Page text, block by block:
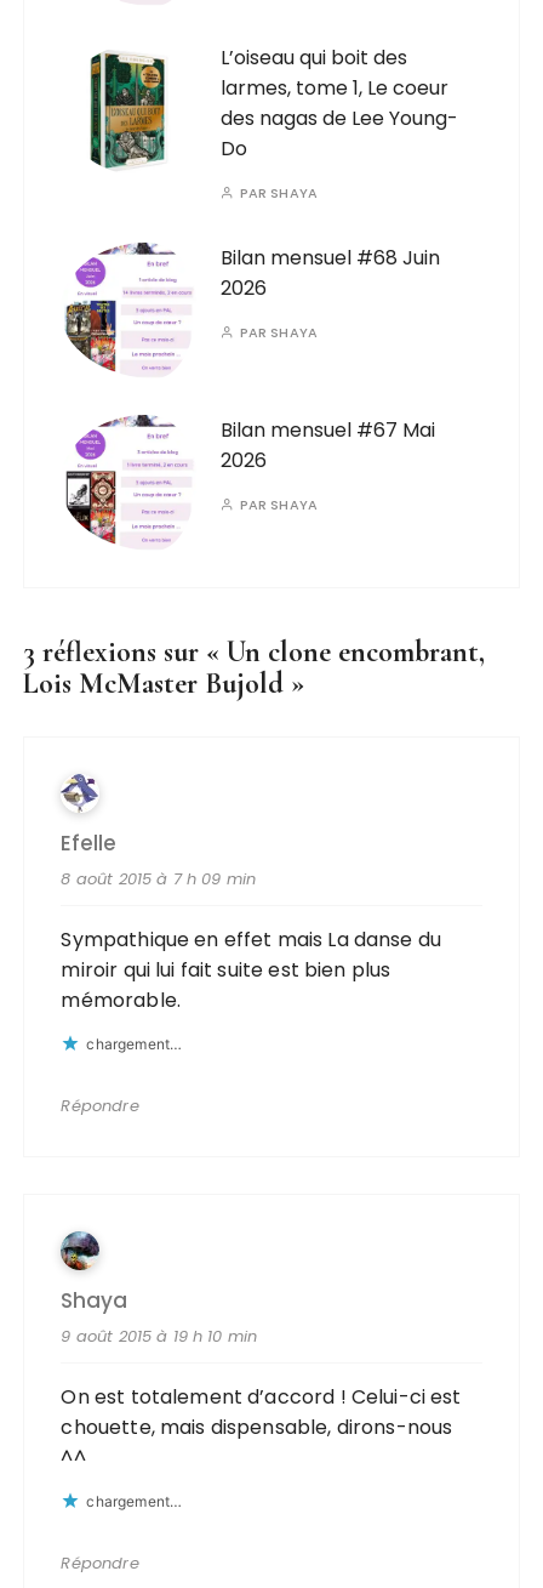
L’oiseau qui boit des
larmes, tome 1, Le coeur
des nagas de Lee Young-
Do
PAR SHAYA
Bilan mensuel #68 Juin
2026
PAR SHAYA
Bilan mensuel #67 Mai
2026
PAR SHAYA
3 réflexions sur «Un clone encombrant,
Lois McMaster Bujold »
Efelle
8 août 2015 à 7 h 09 min
Sympathique en effet mais La danse du
miroir qui lui fait suite est bien plus
mémorable.
chargement…
Répondre
Shaya
9 août 2015 à 19 h 10 min
On est totalement d’accord ! Celui-ci est
chouette, mais dispensable, dirons-nous
^^
chargement…
Répondre